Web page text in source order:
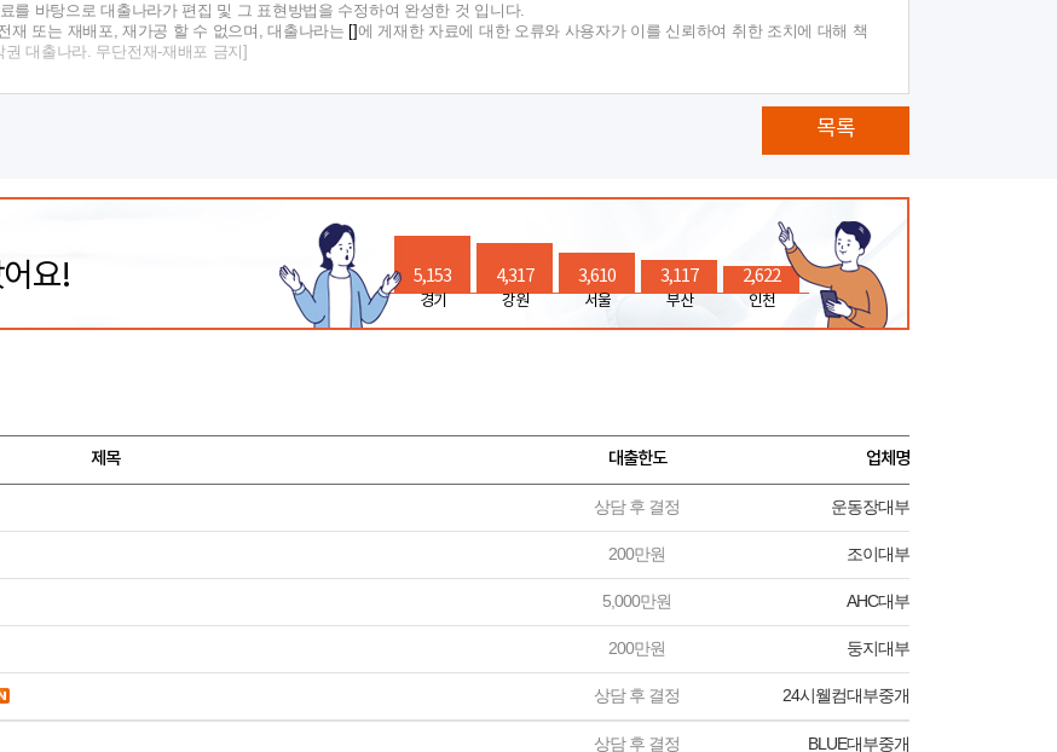
를 바탕으로 대출나라가 편집 및 그 표현방법을 수정하여 완성한 것 입니다.
재 또는 재배포, 재가공 할 수 없으며, 대출나라는
에 게재한 자료에 대한 오류와 사용자가 이를 신뢰하여 취한 조치에 대해 책
권 대출나라. 무단전재-재배포 금지]
목록
요! 5,153
경기
4,317
강원
3,610
서울
3,117
부산
2,622
인천
제목 대출한도 업체명
상담 후 결정 운동장대부
200만원 조이대부
5,000만원 AHC대부
200만원 둥지대부
상담 후 결정 24시웰컴대부중개
상담 후 결정 BLUE대부중개